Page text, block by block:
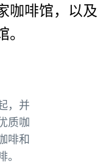
咖啡馆，以及
，并
质咖
啡和